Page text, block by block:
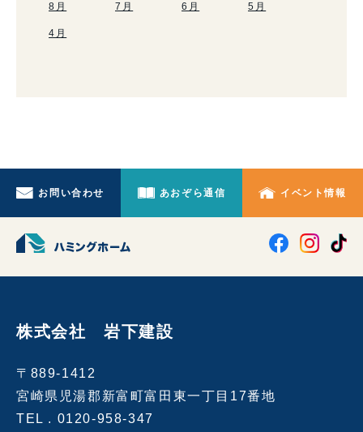
8月 7月 6月 5月
4月
お問い合わせ あおぞら通信 イベント情報
株式会社 岩下建設
〒889-1412
宮崎県児湯郡新富町富田東一丁目17番地
TEL . 0120-958-347